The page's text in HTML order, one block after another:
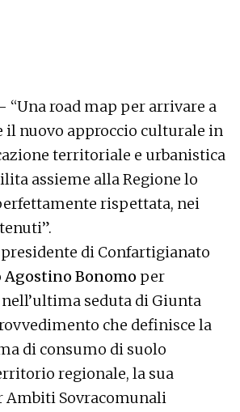
“Una road map per arrivare a
il nuovo approccio culturale in
territoriale e urbanistica
assieme alla Regione lo
rispettata, nei
presidente di Confartigianato
Agostino Bonomo per
seduta di Giunta
che definisce la
di consumo di suolo
regionale, la sua
Sovracomunali